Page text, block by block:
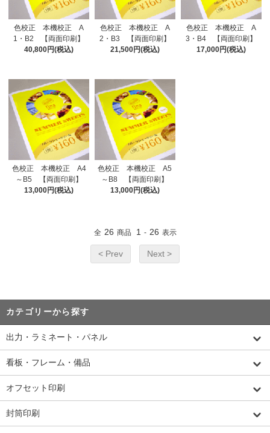
色校正 本機校正 A
1・B2 【両面印刷】
40,800円(税込)
色校正 本機校正 A
2・B3 【両面印刷】
21,500円(税込)
色校正 本機校正 A
3・B4 【両面印刷】
17,000円(税込)
色校正 本機校正 A4
～B5 【両面印刷】
13,000円(税込)
色校正 本機校正 A5
～B8 【両面印刷】
13,000円(税込)
全 26 商品 1 - 26 表示
< Prev Next >
カテゴリーから探す
出力・ラミネート・パネル
看板・フレーム・備品
オフセット印刷
封筒印刷